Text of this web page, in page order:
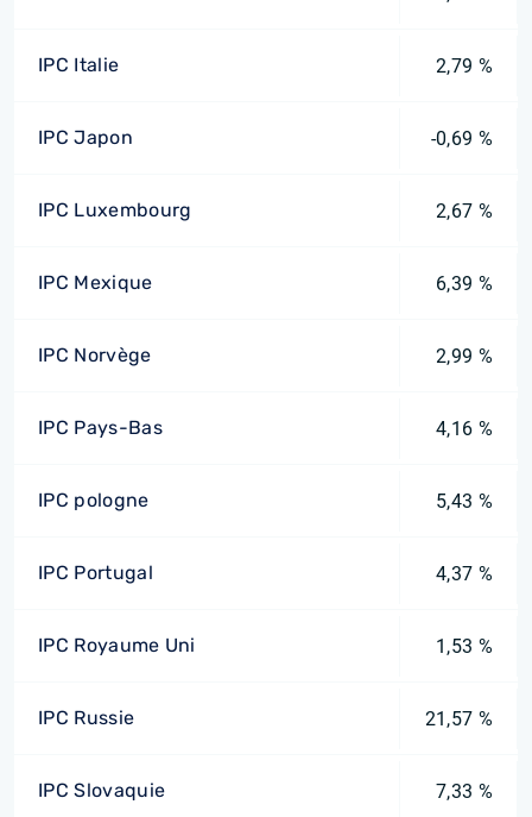
IPC Italie 2,79 %
IPC Japon -0,69 %
IPC Luxembourg 2,67 %
IPC Mexique 6,39 %
IPC Norvège 2,99 %
IPC Pays-Bas 4,16 %
IPC pologne 5,43 %
IPC Portugal 4,37 %
IPC Royaume Uni 1,53 %
IPC Russie 21,57 %
IPC Slovaquie 7,33 %